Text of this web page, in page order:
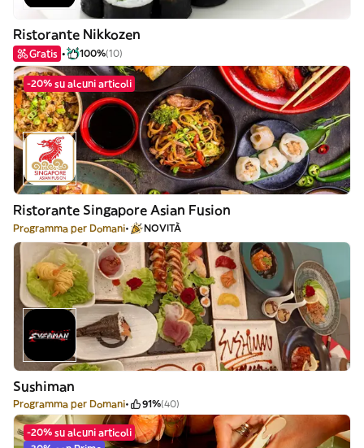
Ristorante Nikkozen
Gratis 100%(10)
-20% su alcuni articoli
Ristorante Singapore Asian Fusion
Programma per Domani NOVITÀ
Sushiman
Programma per Domani 91%(40)
-20% su alcuni articoli